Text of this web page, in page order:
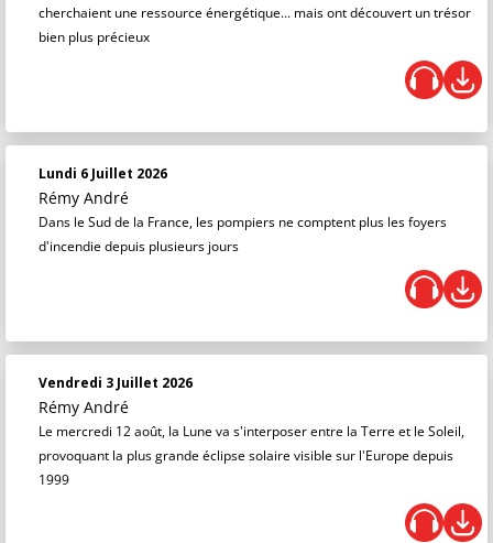
cherchaient une ressource énergétique... mais ont découvert un trésor
bien plus précieux
Lundi 6 Juillet 2026
Rémy André
Dans le Sud de la France, les pompiers ne comptent plus les foyers
d'incendie depuis plusieurs jours
Vendredi 3 Juillet 2026
Rémy André
Le mercredi 12 août, la Lune va s'interposer entre la Terre et le Soleil,
provoquant la plus grande éclipse solaire visible sur l'Europe depuis
1999